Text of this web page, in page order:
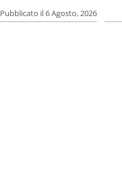
Pubblicato il 6 Agosto, 2026